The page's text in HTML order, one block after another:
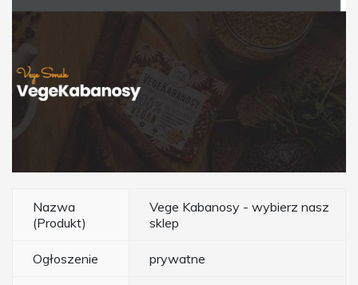
Nazwa
(Produkt)
Vege Kabanosy - wybierz nasz
sklep
Ogłoszenie prywatne